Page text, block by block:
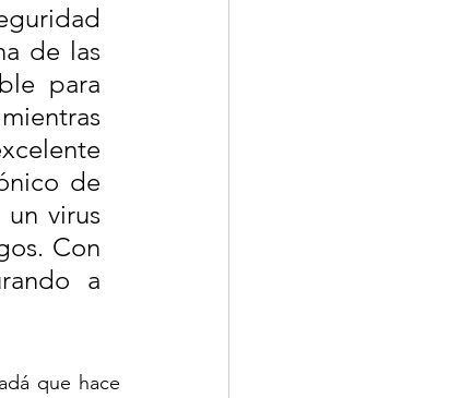
de las
para
de
virus
Con
a
que hace